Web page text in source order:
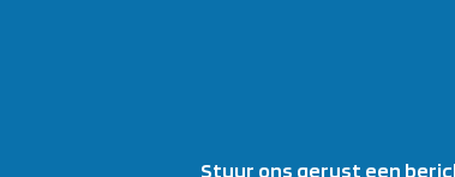
Stuur ons gerust een